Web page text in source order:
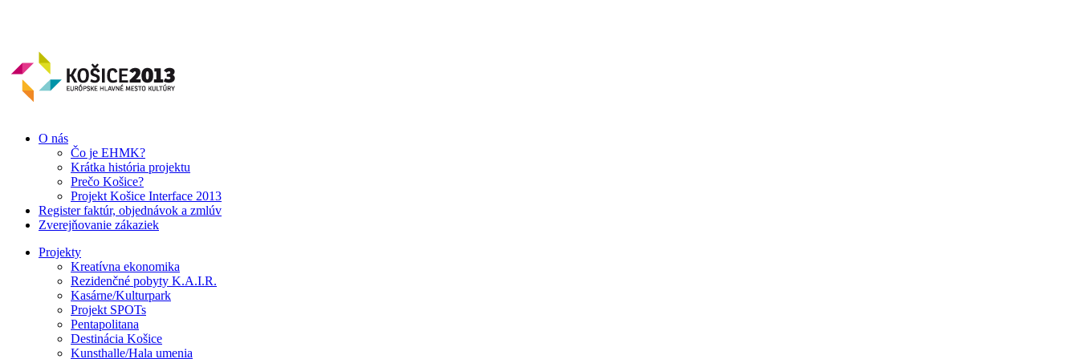
O nás
Čo je EHMK?
Krátka história projektu
Prečo Košice?
Projekt Košice Interface 2013
Register faktúr, objednávok a zmlúv
Zverejňovanie zákaziek
Projekty
Kreatívna ekonomika
Rezidenčné pobyty K.A.I.R.
Kasárne/Kulturpark
Projekt SPOTs
Pentapolitana
Destinácia Košice
Kunsthalle/Hala umenia